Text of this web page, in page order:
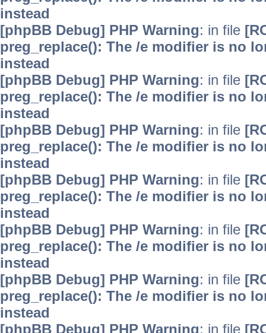
instead
[phpBB Debug] PHP Warning: in file
preg_replace(): The /e modifier is no
instead
[phpBB Debug] PHP Warning: in file
preg_replace(): The /e modifier is no
instead
[phpBB Debug] PHP Warning: in file
preg_replace(): The /e modifier is no
instead
[phpBB Debug] PHP Warning: in file
preg_replace(): The /e modifier is no
instead
[phpBB Debug] PHP Warning: in file
preg_replace(): The /e modifier is no
instead
[phpBB Debug] PHP Warning: in file
preg_replace(): The /e modifier is no
instead
[phpBB Debug] PHP Warning: in file